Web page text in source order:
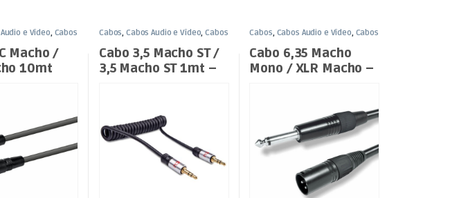
e Vídeo, Cabos
Macho /
10mt
Cabos,Cabos Áudio e Vídeo,Cabos
Cabo 3,5 Macho ST /
3,5 Macho ST 1mt –
Cabos, Cabos Áudio e Vídeo, Cabos
Cabo 6,35 Macho
Mono / XLR Macho –